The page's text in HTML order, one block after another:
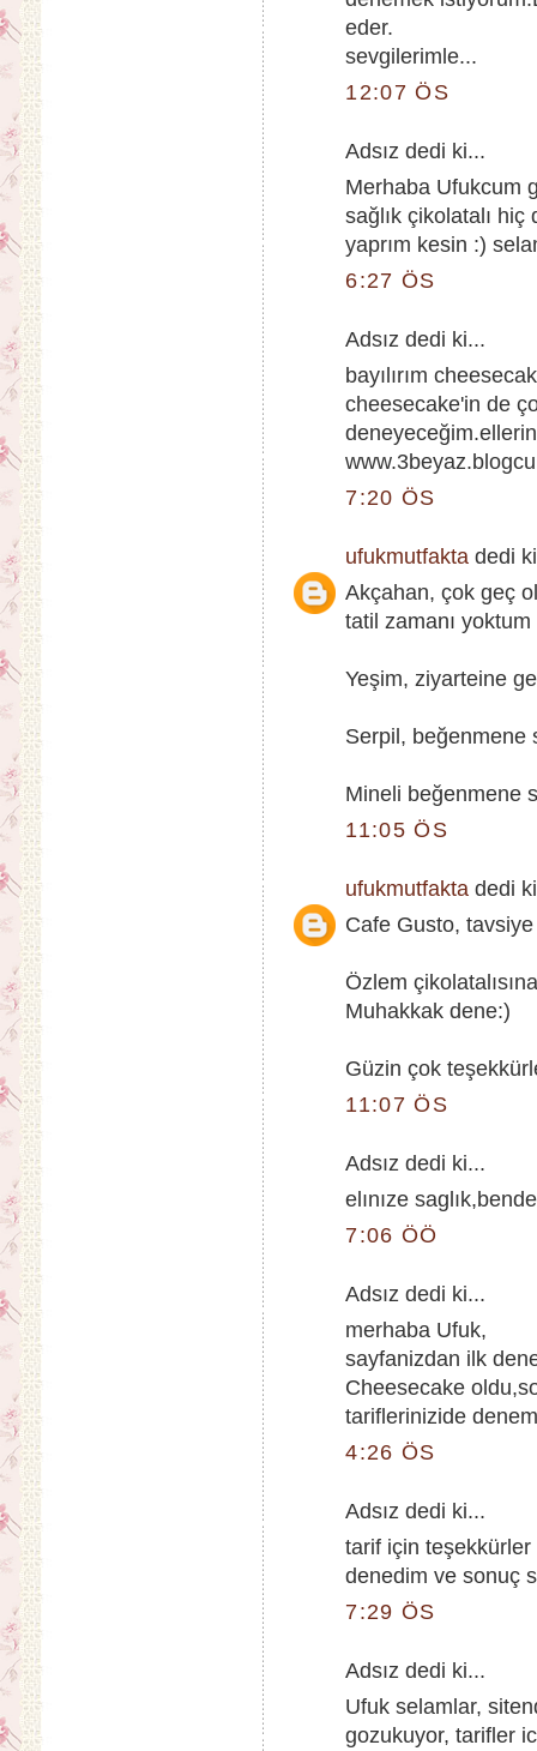
eder.
sevgilerimle...
12:07 ÖS
Adsız dedi ki...
Merhaba Ufukcum
sağlık çikolatalı
yaprım kesin :)
6:27 ÖS
Adsız dedi ki...
bayılırım
cheesecake'in de
7:20 ÖS
ufukmutfakta dedi
Akçahan, çok geç
tatil zamanı
Yeşim, ziyarteine
Serpil, beğenmene
Mineli beğenmene
11:05 ÖS
ufukmutfakta dedi
Cafe Gusto,
Özlem
Muhakkak dene:)
Güzin çok
11:07 ÖS
Adsız dedi ki...
elınıze
7:06 ÖÖ
Adsız dedi ki...
merhaba Ufuk,
sayfanizdan ilk
Cheesecake
tariflerinizide
4:26 ÖS
Adsız dedi ki...
tarif için teşekkürler
denedim ve sonuç
7:29 ÖS
Adsız dedi ki...
Ufuk selamlar,
gozukuyor, tarifler